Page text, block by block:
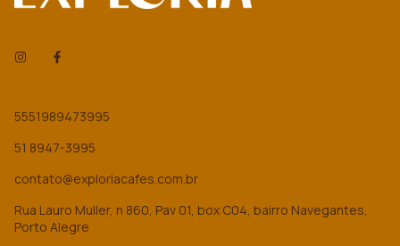
5551989473995
51 8947-3995
contato@exploriacafes.com.br
Rua Lauro Muller, n 860, Pav 01, box C04, bairro Navegantes,
Porto Alegre